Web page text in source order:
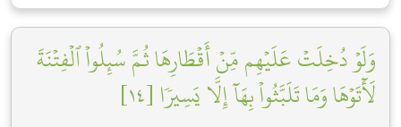
وَلَوۡ دُخِلَتۡ عَلَيۡهِم مِّنۡ أَقۡطَارِهَا ثُمَّ سُئِلُواْ ٱلۡفِتۡنَةَ
لَأٓتَوۡهَا وَمَا تَلَبَّثُواْ بِهَآ إِلَّا يَسِيرٗا [١٤]